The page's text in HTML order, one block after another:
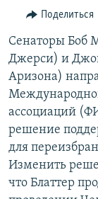
поискуИНФОГРАФИКА
ТЕЛЕПРОЕКТ
СОВЕТЫ
ПРОПАВШИЕ БЕЗ
ПОБЕДИТЕЛЕЙ НЕ
ELIFBE
УКРАИНСКАЯ
КАК ОБОЙТИ
Українською
Qırımtatar
Поделиться
Сенаторы Боб
Джерси) и
Аризона)
ассоциаций
решение
для
Изменить
что Блаттер